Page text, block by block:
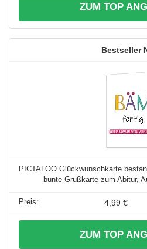
ZUM TOP
PICTALOO Glückwunschkarte
bunte Grußkarte zum Abitur,
4,99 €
ZUM TOP